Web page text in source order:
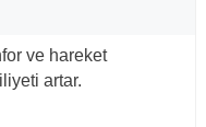
ve hareket
artar.